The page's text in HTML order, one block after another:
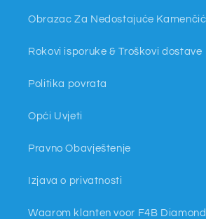
Obrazac Za Nedostajuće
Rokovi isporuke & Troškovi dostave
Politika povrata
Opći Uvjeti
Pravno Obavještenje
Izjava o privatnosti
Waarom klanten voor F4B